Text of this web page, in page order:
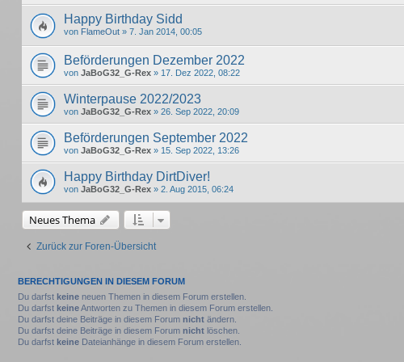
Happy Birthday Sidd
von FlameOut » 7. Jan 2014, 00:05
Beförderungen Dezember 2022
von JaBoG32_G-Rex » 17. Dez 2022, 08:22
Winterpause 2022/2023
von JaBoG32_G-Rex » 26. Sep 2022, 20:09
Beförderungen September 2022
von JaBoG32_G-Rex » 15. Sep 2022, 13:26
Happy Birthday DirtDiver!
von JaBoG32_G-Rex » 2. Aug 2015, 06:24
Neues Thema
Zurück zur Foren-Übersicht
BERECHTIGUNGEN IN DIESEM FORUM
Du darfst keine neuen Themen in diesem Forum erstellen.
Du darfst keineAntworten zu Themen in diesem Forum erstellen.
Du darfst deine Beiträge in diesem Forum nicht ändern.
Du darfst deine Beiträge in diesem Forum nicht löschen.
Du darfst keine Dateianhänge in diesem Forum erstellen.